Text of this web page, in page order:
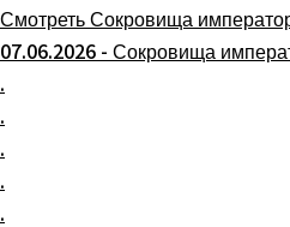
Смотреть Сокровища
07.06.2026 - Сокровища
.
.
.
.
.